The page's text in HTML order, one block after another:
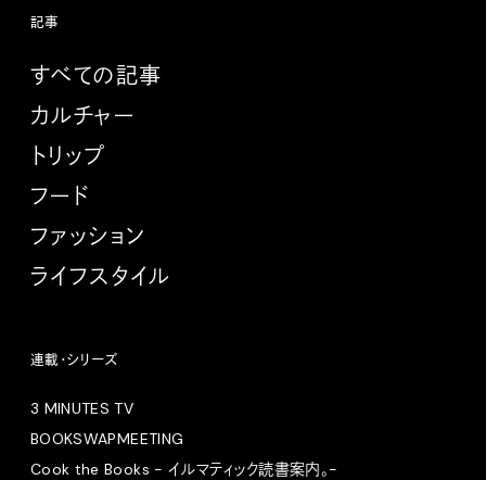
記事
すべての記事
カルチャー
トリップ
フード
ファッション
ライフスタイル
連載・シリーズ
3 MINUTES TV
BOOKSWAPMEETING
Cook the Books - イルマティック読書案内。-